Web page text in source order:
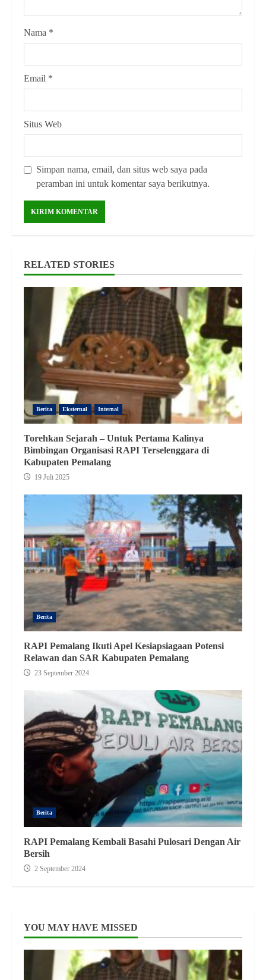
Nama *
Email *
Situs Web
Simpan nama, email, dan situs web saya pada
peramban ini untuk komentar saya berikutnya.
RELATED STORIES
Berita Eksternal Internal
Torehkan Sejarah – Untuk Pertama Kalinya
Bimbingan Organisasi RAPI Terselenggara di
Kabupaten Pemalang
19 Juli 2025
Berita
RAPI Pemalang Ikuti Apel Kesiapsiagaan Potensi
Relawan dan SAR Kabupaten Pemalang
23 September 2024
Berita
RAPI Pemalang Kembali Basahi Pulosari Dengan Air
Bersih
2 September 2024
YOU MAY HAVE MISSED